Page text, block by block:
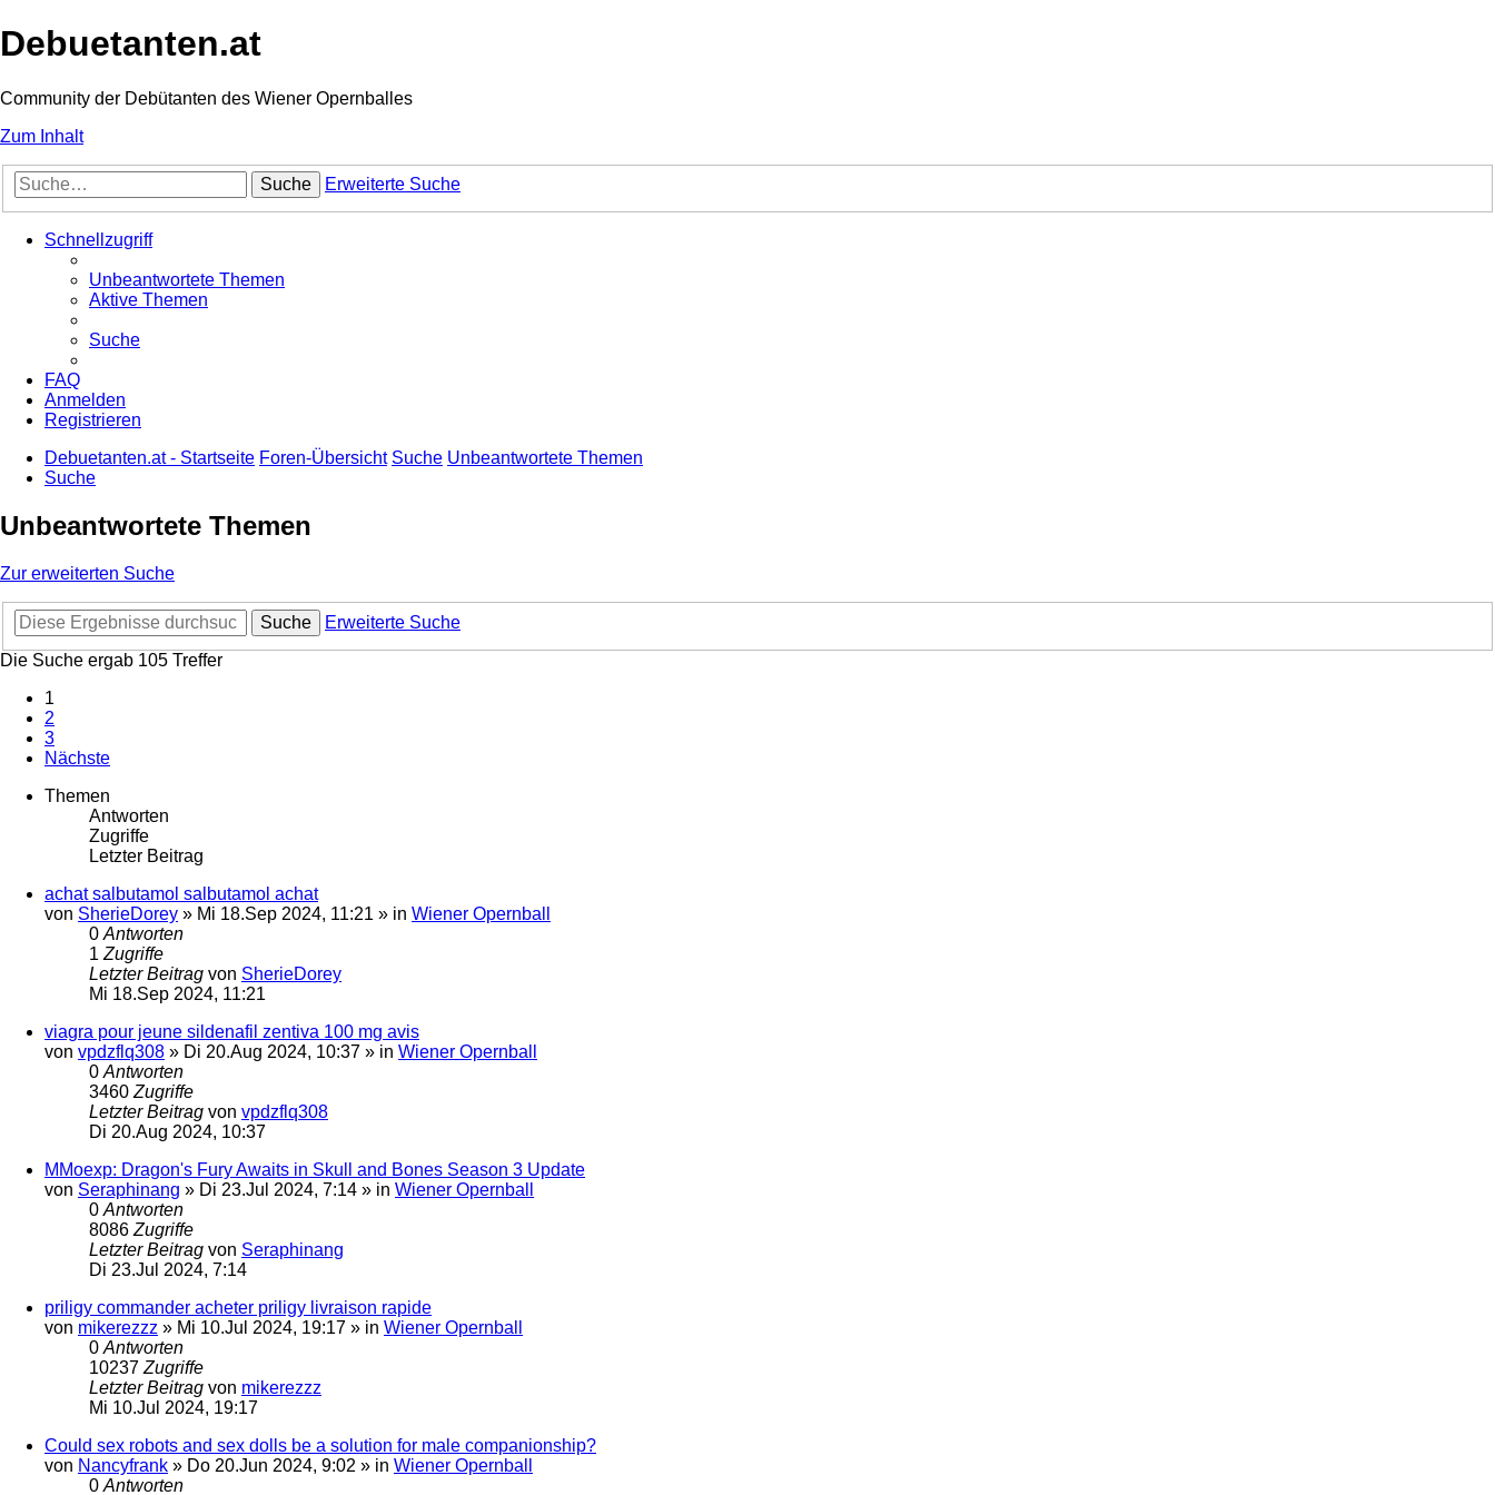
Debuetanten.at
Community der Debütanten des Wiener Opernballes
Zum Inhalt
Suche Erweiterte Suche
Schnellzugriff
Unbeantwortete Themen
Aktive Themen
Suche
FAQ
Anmelden
Registrieren
Debuetanten.at - Startseite Foren-Übersicht Suche Unbeantwortete Themen
Suche
Unbeantwortete Themen
Zur erweiterten Suche
Suche
Erweiterte Suche
Die Suche ergab 105 Treffer
1
2
3
Nächste
Themen
Antworten
Zugriffe
Letzter Beitrag
achat salbutamol salbutamol achat
von SherieDorey » Mi 18.Sep 2024, 11:21 » in Wiener Opernball
0 Antworten
1 Zugriffe
Letzter Beitrag von SherieDorey
Mi 18.Sep 2024, 11:21
viagra pour jeune sildenafil zentiva 100 mg avis
von vpdzflq308 » Di 20.Aug 2024, 10:37 » in Wiener Opernball
0 Antworten
3460 Zugriffe
Letzter Beitrag von vpdzflq308
Di 20.Aug 2024, 10:37
MMoexp: Dragon's Fury Awaits in Skull and Bones Season 3 Update
von Seraphinang » Di 23.Jul 2024, 7:14 » in Wiener Opernball
0 Antworten
8086 Zugriffe
Letzter Beitrag von Seraphinang
Di 23.Jul 2024, 7:14
priligy commander acheter priligy livraison rapide
von mikerezzz » Mi 10.Jul 2024, 19:17 » in Wiener Opernball
0 Antworten
10237 Zugriffe
Letzter Beitrag von mikerezzz
Mi 10.Jul 2024, 19:17
Could sex robots and sex dolls be a solution for male companionship?
von Nancyfrank » Do 20.Jun 2024, 9:02 » in Wiener Opernball
0 Antworten